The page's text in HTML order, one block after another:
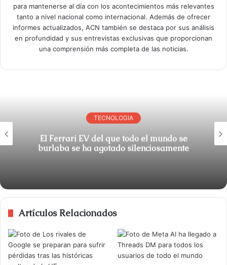
para mantenerse al día con los acontecimientos más relevantes
tanto a nivel nacional como internacional. Además de ofrecer
informes actualizados, ACN también se destaca por sus análisis
en profundidad y sus entrevistas exclusivas que proporcionan
una comprensión más completa de las noticias.
TECNOLOGIA
El Ferrari EV del que todo el mundo se
burlaba se ha agotado silenciosamente
Artículos Relacionados